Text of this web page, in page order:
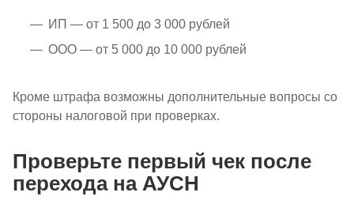
ИП — от 1 500 до 3 000 рублей
ООО — от 5 000 до 10 000 рублей
Кроме штрафа возможны дополнительные вопросы со
стороны налоговой при проверках.
Проверьте первый чек после
перехода на АУСН